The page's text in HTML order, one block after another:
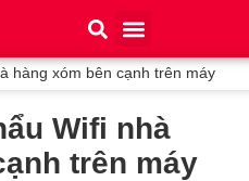
hàng xóm bên cạnh trên máy
Wifi nhà
trên máy